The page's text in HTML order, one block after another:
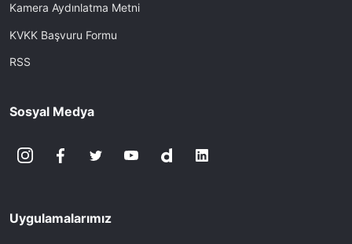
Kamera Aydınlatma Metni
KVKK Başvuru Formu
RSS
Sosyal Medya
Uygulamalarımız